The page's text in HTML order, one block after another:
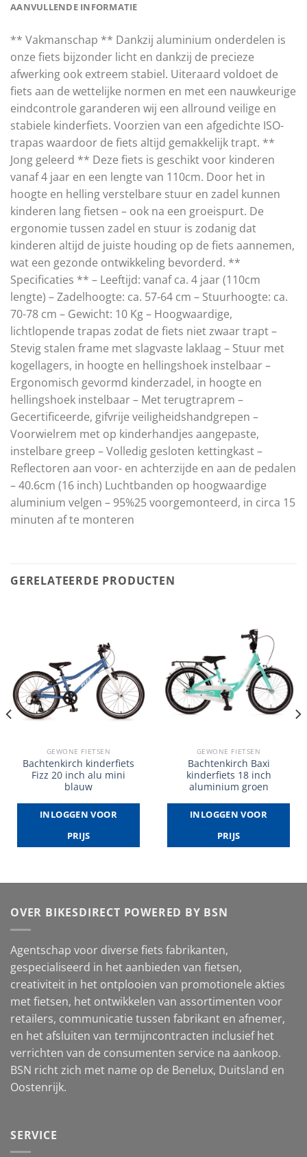
AANVULLENDE INFORMATIE
** Vakmanschap ** Dankzij aluminium onderdelen is
onze fiets bijzonder licht en dankzij de precieze
afwerking ook extreem stabiel. Uiteraard voldoet de
fiets aan de wettelijke normen en met een nauwkeurige
eindcontrole garanderen wij een allround veilige en
stabiele kinderfiets. Voorzien van een afgedichte ISO-
trapas waardoor de fiets altijd gemakkelijk trapt. **
Jong geleerd ** Deze fiets is geschikt voor kinderen
vanaf 4 jaar en een lengte van 110cm. Door het in
hoogte en helling verstelbare stuur en zadel kunnen
kinderen lang fietsen – ook na een groeispurt. De
ergonomie tussen zadel en stuur is zodanig dat
kinderen altijd de juiste houding op de fiets aannemen,
wat een gezonde ontwikkeling bevorderd. **
Specificaties ** – Leeftijd: vanaf ca. 4 jaar (110cm
lengte) – Zadelhoogte: ca. 57-64 cm – Stuurhoogte: ca.
70-78 cm – Gewicht: 10 Kg – Hoogwaardige,
lichtlopende trapas zodat de fiets niet zwaar trapt –
Stevig stalen frame met slagvaste laklaag – Stuur met
kogellagers, in hoogte en hellingshoek instelbaar –
Ergonomisch gevormd kinderzadel, in hoogte en
hellingshoek instelbaar – Met terugtraprem –
Gecertificeerde, gifvrije veiligheidshandgrepen –
Voorwielrem met op kinderhandjes aangepaste,
instelbare greep – Volledig gesloten kettingkast –
Reflectoren aan voor- en achterzijde en aan de pedalen
– 40.6cm (16 inch) Luchtbanden op hoogwaardige
aluminium velgen – 95%25 voorgemonteerd, in circa 15
minuten af te monteren
GERELATEERDE PRODUCTEN
GEWONE FIETSEN
Bachtenkirch kinderfiets
Fizz 20 inch alu mini
blauw
INLOGGEN VOOR
PRIJS
GEWONE FIETSEN
Bachtenkirch Baxi
kinderfiets 18 inch
aluminium groen
INLOGGEN VOOR
PRIJS
OVER BIKESDIRECT POWERED BY BSN
Agentschap voor diverse fiets fabrikanten,
gespecialiseerd in het aanbieden van fietsen,
creativiteit in het ontplooien van promotionele akties
met fietsen, het ontwikkelen van assortimenten voor
retailers, communicatie tussen fabrikant en afnemer,
en het afsluiten van termijncontracten inclusief het
verrichten van de consumenten service na aankoop.
BSN richt zich met name op de Benelux, Duitsland en
Oostenrijk.
SERVICE